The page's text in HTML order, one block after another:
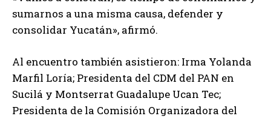
sumarnos a una misma causa, defender y
consolidar Yucatán», afirmó.
Al encuentro también asistieron: Irma Yolanda
Marfil Loría; Presidenta del CDM del PAN en
Sucilá y Montserrat Guadalupe Ucan Tec;
Presidenta de la Comisión Organizadora del